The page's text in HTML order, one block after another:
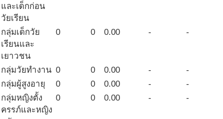
และเด็กก่อน
วัยเรียน
กลุ่มเด็กวัย
เรียนและ
เยาวชน
0 0 0.00 - -
กลุ่มวัยทำงาน 0 0 0.00 -
-
กลุ่มผู้สูงอายุ
0 0 0.00 -
-
กลุ่มหญิงตั้ง
ครรภ์และหญิง
0 0 0.00 - -